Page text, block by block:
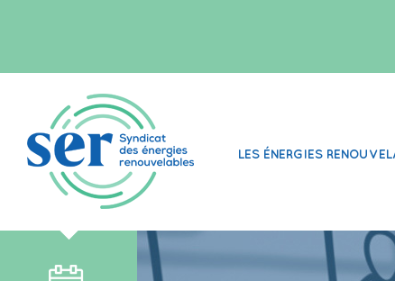
LES ÉNERGIES